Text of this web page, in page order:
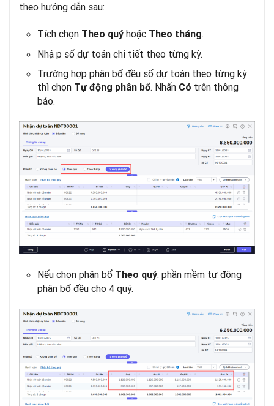
theo hướng dẫn sau:
Tích chọn Theo quý hoặc Theo tháng.
Nhập số dự toán chi tiết theo từng kỳ.
Trường hợp phân bổ đều số dự toán theo từng kỳ
thì chọn Tự động phân bổ. Nhấn Có trên thông
báo.
Nếu chọn phân bổ Theo quý: phần mềm tự động
phân bổ đều cho 4 quý.